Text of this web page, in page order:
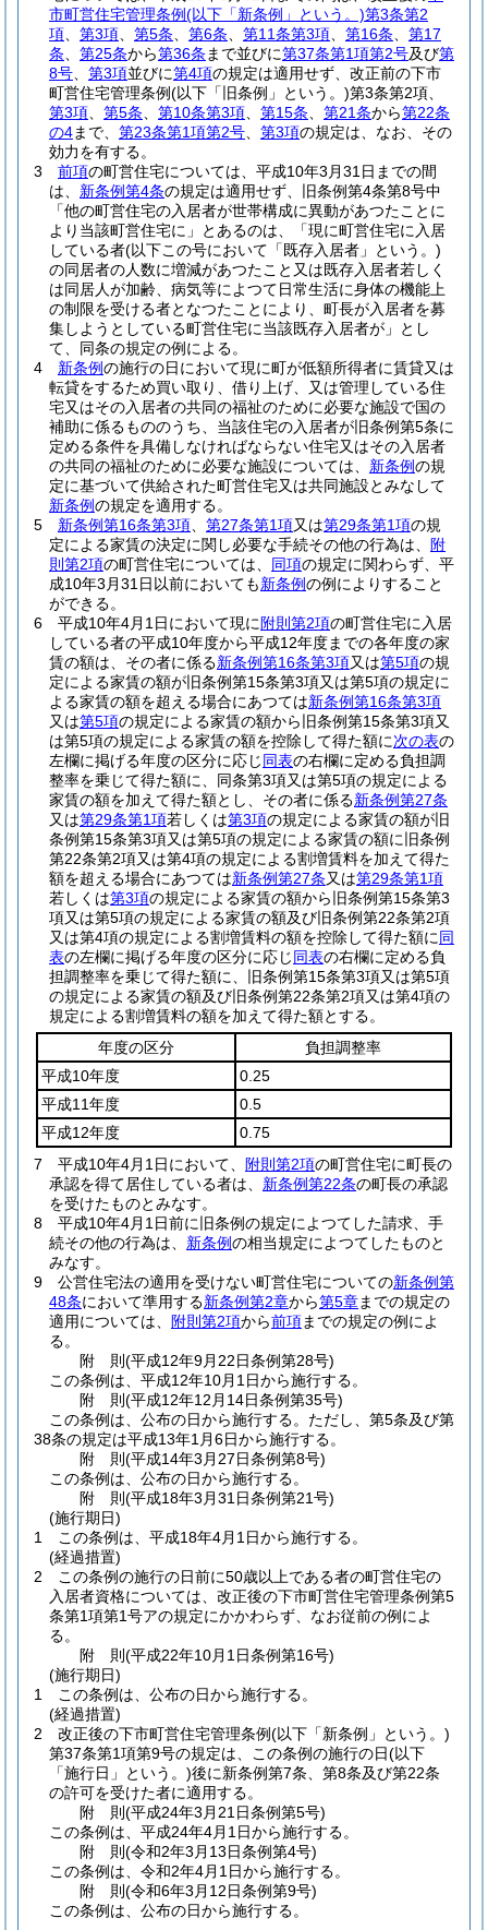
市町営住宅管理条例(以下「新条例」という。)第3条第2
項
第3項 第5条 第6条 第11条第3項 第16条
第17
条
第25条から第36条 まで並びに第37条第1項第2号及び第
8号
第3項並びに第4項の規定は適用せず、改正前の下市
町営住宅管理条例(以下「旧条例」という。)第3条第2項、
第3項
第5条 第10条第3項 第15条 第21条から第22条
の4まで、 第23条第1項第2号 第3項の規定は、なお、その
効力を有する。
3
前項の町営住宅については、平成10年3月31日までの間
は、 新条例第4条の規定は適用せず、旧条例第4条第8号中
「他の町営住宅の入居者が世帯構成に異動があつたことに
より当該町営住宅に」とあるのは、「現に町営住宅に入居
している者(以下この号において「既存入居者」という。)
の同居者の人数に増減があつたこと又は既存入居者若しく
は同居人が加齢、病気等によつて日常生活に身体の機能上
の制限を受ける者となつたことにより、町長が入居者を募
集しようとしている町営住宅に当該既存入居者が」とし
て、同条の規定の例による。
4
新条例の施行の日において現に町が低額所得者に賃貸又は
転貸をするため買い取り、借り上げ、又は管理している住
宅又はその入居者の共同の福祉のために必要な施設で国の
補助に係るもののうち、当該住宅の入居者が旧条例第5条に
定める条件を具備しなければならない住宅又はその入居者
の共同の福祉のために必要な施設については、 新条例の規
定に基づいて供給された町営住宅又は共同施設とみなして
新条例の規定を適用する。
5
新条例第16条第3項 第27条第1項又は第29条第1項の規
定による家賃の決定に関し必要な手続その他の行為は、
附
則第2項の町営住宅については、 同項の規定に関わらず、平
成10年3月31日以前においても新条例の例によりすること
ができる。
6
平成10年4月1日において現に 附則第2項の町営住宅に入居
している者の平成10年度から平成12年度までの各年度の家
賃の額は、その者に係る新条例第16条第3項又は第5項の規
定による家賃の額が旧条例第15条第3項又は第5項の規定に
よる家賃の額を超える場合にあつては新条例第16条第3項
又は第5項の規定による家賃の額から旧条例第15条第3項又
は第5項の規定による家賃の額を控除して得た額に次の表の
左欄に掲げる年度の区分に応じ同表の右欄に定める負担調
整率を乗じて得た額に、同条第3項又は第5項の規定による
家賃の額を加えて得た額とし、その者に係る新条例第27条
又は第29条第1項若しくは第3項の規定による家賃の額が旧
条例第15条第3項又は第5項の規定による家賃の額に旧条例
第22条第2項又は第4項の規定による割増賃料を加えて得た
額を超える場合にあつては新条例第27条又は第29条第1項
若しくは第3項の規定による家賃の額から旧条例第15条第3
項又は第5項の規定による家賃の額及び旧条例第22条第2項
又は第4項の規定による割増賃料の額を控除して得た額に同
表の左欄に掲げる年度の区分に応じ同表の右欄に定める負
担調整率を乗じて得た額に、旧条例第15条第3項又は第5項
の規定による家賃の額及び旧条例第22条第2項又は第4項の
規定による割増賃料の額を加えて得た額とする。
年度の区分
負担調整率
平成10年度
0.25
平成11年度
0.5
平成12年度
0.75
7
平成10年4月1日において、 附則第2項の町営住宅に町長の
承認を得て居住している者は、 新条例第22条の町長の承認
を受けたものとみなす。
8
平成10年4月1日前に旧条例の規定によつてした請求、手
続その他の行為は、 新条例の相当規定によつてしたものと
みなす。
9
公営住宅法の適用を受けない町営住宅についての新条例第
48条において準用する新条例第2章から第5章までの規定の
適用については、
附則第2項から前項までの規定の例によ
る。
附 則(平成12年9月22日条例第28号)
この条例は、平成12年10月1日から施行する。
附 則(平成12年12月14日条例第35号)
この条例は、公布の日から施行する。 ただし、第5条及び第
38条の規定は平成13年1月6日から施行する。
附 則(平成14年3月27日条例第8号)
この条例は、公布の日から施行する。
附 則(平成18年3月31日条例第21号)
(施行期日)
1
この条例は、平成18年4月1日から施行する。
(経過措置)
2
この条例の施行の日前に50歳以上である者の町営住宅の
入居者資格については、改正後の下市町営住宅管理条例第5
条第1項第1号アの規定にかかわらず、なお従前の例によ
る。
附 則(平成22年10月1日条例第16号)
(施行期日)
1
この条例は、公布の日から施行する。
(経過措置)
2
改正後の下市町営住宅管理条例(以下「新条例」という。)
第37条第1項第9号の規定は、この条例の施行の日(以下
「施行日」という。)後に新条例第7条、第8条及び第22条
の許可を受けた者に適用する。
附 則(平成24年3月21日条例第5号)
この条例は、平成24年4月1日から施行する。
附 則(令和2年3月13日条例第4号)
この条例は、令和2年4月1日から施行する。
附 則(令和6年3月12日条例第9号)
この条例は、公布の日から施行する。